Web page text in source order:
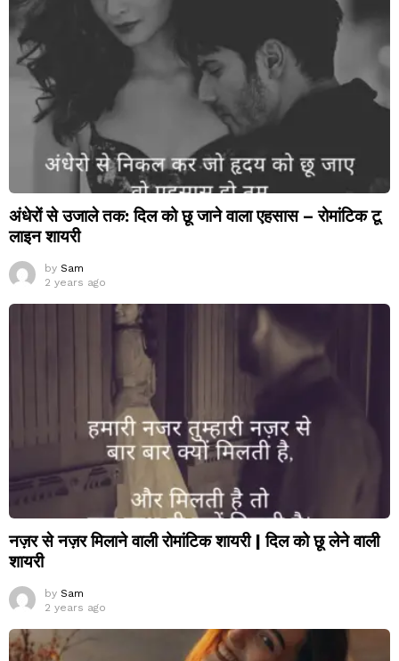
अंधेरों से उजाले तक: दिल को छू जाने वाला एहसास – रोमांटिक टू
लाइन शायरी
by Sam
2 years ago
नज़र से नज़र मिलाने वाली रोमांटिक शायरी | दिल को छू लेने वाली
शायरी
by Sam
2 years ago